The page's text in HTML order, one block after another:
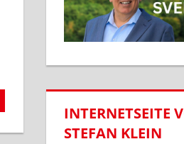
INTERNETSEITE
STEFAN KLEIN